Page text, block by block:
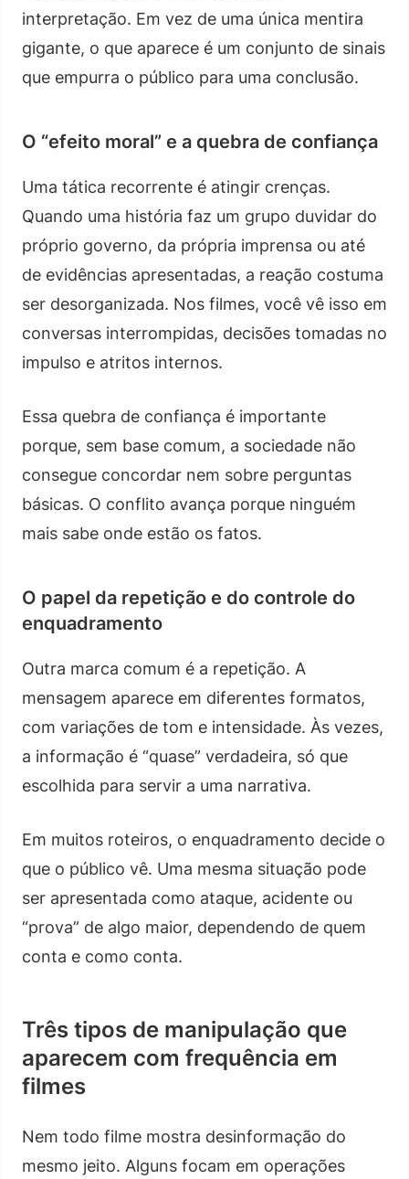
interpretação. Em vez de uma única mentira
gigante, o que aparece é um conjunto de sinais
que empurra o público para uma conclusão.
O “efeito moral” e a quebra de confiança
Uma tática recorrente é atingir crenças.
Quando uma história faz um grupo duvidar do
próprio governo, da própria imprensa ou até
de evidências apresentadas, a reação costuma
ser desorganizada. Nos filmes, você vê isso em
conversas interrompidas, decisões tomadas no
impulso e atritos internos.
Essa quebra de confiança é importante
porque, sem base comum, a sociedade não
consegue concordar nem sobre perguntas
básicas. O conflito avança porque ninguém
mais sabe onde estão os fatos.
O papel da repetição e do controle do
enquadramento
Outra marca comum é a repetição. A
mensagem aparece em diferentes formatos,
com variações de tom e intensidade. Às vezes,
a informação é “quase” verdadeira, só que
escolhida para servir a uma narrativa.
Em muitos roteiros, o enquadramento decide o
que o público vê. Uma mesma situação pode
ser apresentada como ataque, acidente ou
“prova” de algo maior, dependendo de quem
conta e como conta.
Três tipos de manipulação que
aparecem com frequência em
filmes
Nem todo filme mostra desinformação do
mesmo jeito. Alguns focam em operações